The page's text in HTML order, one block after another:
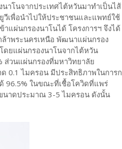
าโนจากประเทศไต้หวันมาทำเป็นไส้
เพื่อนำไปให้ประชาชนและแพทย์ใช้
แผ่นกรองนาโนได้ โครงการฯ จึงได้
าพระนครเหนือ พัฒนาแผ่นกรอง
ดยแผ่นกรองนาโนจากไต้หวัน
ส่วนแผ่นกรองที่มหาวิทยาลัย
0.1 ไมครอน มีประสิทธิภาพในการก
96.5% ในขณะที่เชื้อโควิดที่แพร่
นาดประมาณ 3-5 ไมครอน ดังนั้น